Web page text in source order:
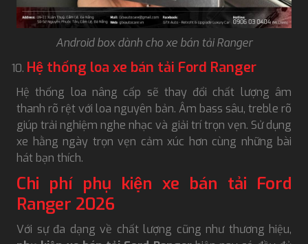
Android box dành cho xe bán tải Ranger
Hệ thống loa xe bán tải Ford Ranger
Hệ thống loa nâng cấp sẽ thay đổi chất lượng âm
thanh rõ rệt với loa nguyên bản. Âm bass sâu, treble rõ
giúp trải nghiệm nghe nhạc và giải trí trọn vẹn. Sử dụng
xe hằng ngày trọn vẹn cảm xúc hơn cùng những bài
hát bạn thích.
Chi phí phụ kiện xe bán tải Ford
Ranger 2026
Với sự đa dạng về chất lượng cũng như thương hiệu,